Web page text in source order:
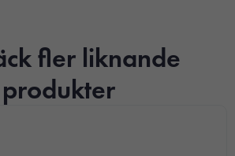
fler liknande
produkter